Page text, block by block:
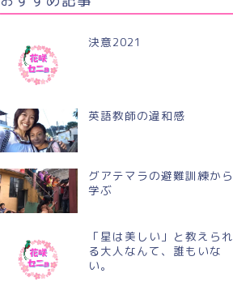
決意2021
英語教師の違和感
グアテマラの避難訓練から
学ぶ
「星は美しい」と教えられ
る大人なんて、誰もいな
い。